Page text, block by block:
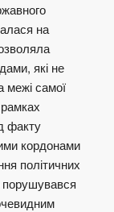
на
які не
межі самої
факту
кордонами
політичних
порушувався